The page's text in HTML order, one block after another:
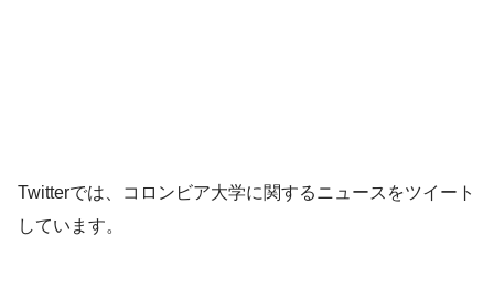
Twitterでは、コロンビア大学に関するニュースをツイート
しています。